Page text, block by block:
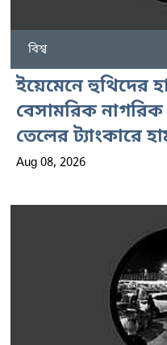
বিশ্ব
ইয়েমেনে হুথিদের
বেসামরিক
তেলের ট্যাংকারে
Aug 08, 2026